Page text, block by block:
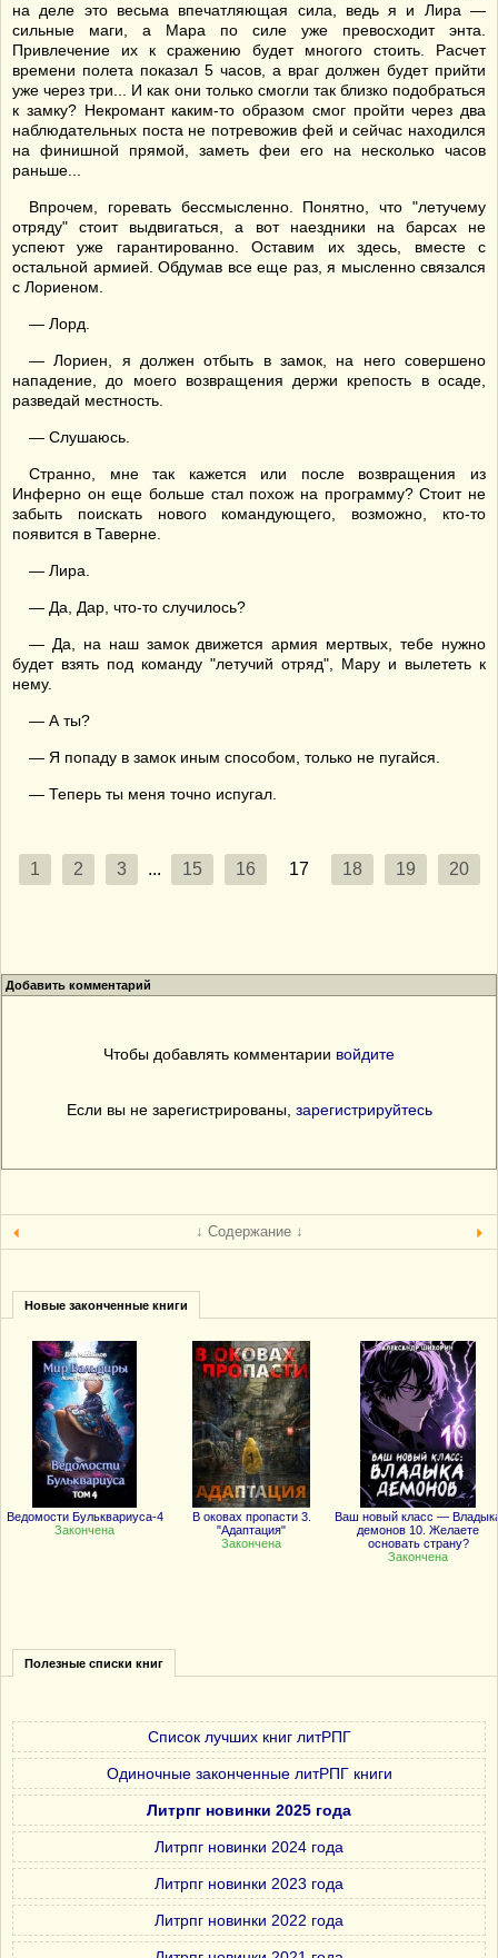
на деле это весьма впечатляющая сила, ведь я и Лира —
сильные маги, а Мара по силе уже превосходит энта.
Привлечение их к сражению будет многого стоить. Расчет
времени полета показал 5 часов, а враг должен будет прийти
уже через три... И как они только смогли так близко подобраться
к замку? Некромант каким-то образом смог пройти через два
наблюдательных поста не потревожив фей и сейчас находился
на финишной прямой, заметь феи его на несколько часов
раньше...
Впрочем, горевать бессмысленно. Понятно, что "летучему
отряду" стоит выдвигаться, а вот наездники на барсах не
успеют уже гарантированно. Оставим их здесь, вместе с
остальной армией. Обдумав все еще раз, я мысленно связался
с Лориеном.
— Лорд.
— Лориен, я должен отбыть в замок, на него совершено
нападение, до моего возвращения держи крепость в осаде,
разведай местность.
— Слушаюсь.
Странно, мне так кажется или после возвращения из
Инферно он еще больше стал похож на программу? Стоит не
забыть поискать нового командующего, возможно, кто-то
появится в Таверне.
— Лира.
— Да, Дар, что-то случилось?
— Да, на наш замок движется армия мертвых, тебе нужно
будет взять под команду "летучий отряд", Мару и вылететь к
нему.
— А ты?
— Я попаду в замок иным способом, только не пугайся.
— Теперь ты меня точно испугал.
1 2 3 ... 15 16 17 18 19 20
Добавить комментарий
Чтобы добавлять комментарии войдите
Если вы не зарегистрированы, зарегистрируйтесь
↓ Содержание ↓
Новые законченные книги
Ведомости Бульквариуса-4
Закончена
В оковах пропасти 3.
"Адаптация"
Закончена
Ваш новый класс —
демонов 10. Желаете
основать страну?
Закончена
Полезные списки книг
Список лучших книг литРПГ
Одиночные законченные литРПГ книги
Литрпг новинки 2025 года
Литрпг новинки 2024 года
Литрпг новинки 2023 года
Литрпг новинки 2022 года